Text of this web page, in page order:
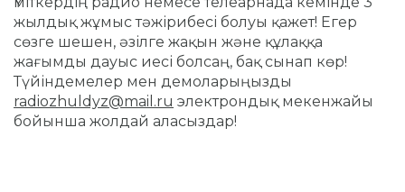
жылдық жұмыс тәжірибесі болуы қажет! Егер
сөзге шешен, әзілге жақын және құлаққа
жағымды дауыс иесі болсаң, бақ сынап көр!
Түйіндемелер мен демоларыңызды
radiozhuldyz@mail.ru электрондық мекенжайы
бойынша жолдай аласыздар!